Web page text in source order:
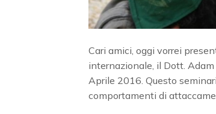
Cari amici, oggi vorrei
internazionale, il Dott.
Aprile 2016. Questo
comportamenti di